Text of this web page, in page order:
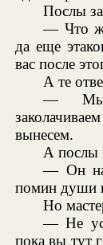
Послы
— Что же
да еще
вас после
А те
— Мы
вынесем.
А послы
— Он
помин души
Но
— Не
пока вы тут